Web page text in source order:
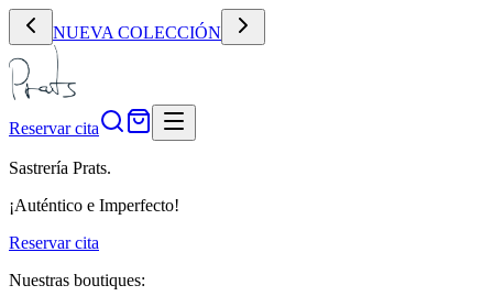
NUEVA COLECCIÓN
Reservar cita
Sastrería Prats.
¡Auténtico e Imperfecto!
Reservar cita
Nuestras boutiques: